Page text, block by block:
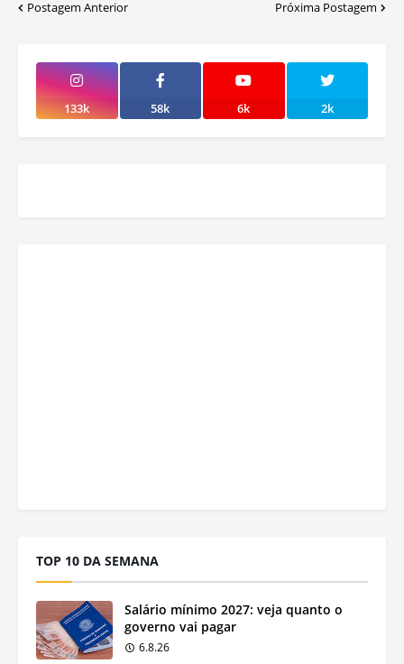
Postagem Anterior Próxima Postagem
133k 58k 6k 2k
TOP 10 DA SEMANA
Salário mínimo 2027: veja quanto o
governo vai pagar
6.8.26